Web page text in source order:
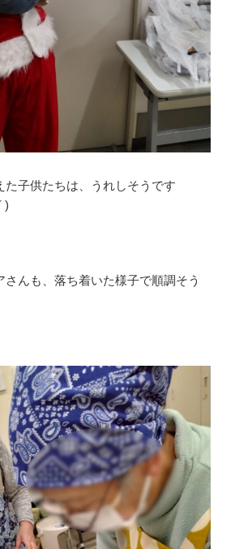
た子供たちは、うれしそうです
)
んも、落ち着いた様子で順調そう